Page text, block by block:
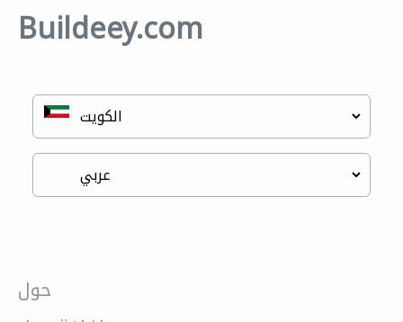
Buildeey.com
حول